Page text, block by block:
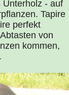
Unterholz - auf
Tapire
perfekt
von
kommen,